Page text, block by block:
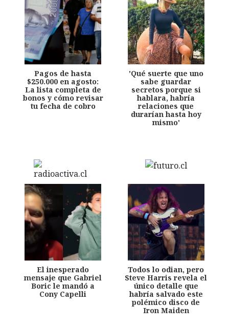
Pagos de hasta
$250.000 en agosto:
La lista completa de
bonos y cómo revisar
tu fecha de cobro
'Qué suerte que uno
sabe guardar
secretos porque si
hablara, habría
relaciones que
durarían hasta hoy
mismo'
El inesperado
mensaje que Gabriel
Boric le mandó a
Cony Capelli
Todos lo odian, pero
Steve Harris revela el
único detalle que
habría salvado este
polémico disco de
Iron Maiden